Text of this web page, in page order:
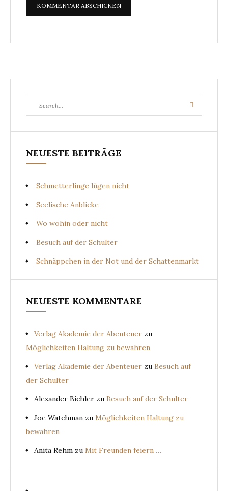
for:
Search
NEUESTE BEITRÄGE
Schmetterlinge lügen nicht
Seelische Anblicke
Wo wohin oder nicht
Besuch auf der Schulter
Schnäppchen in der Not und der Schattenmarkt
NEUESTE KOMMENTARE
Verlag Akademie der Abenteuer zu
Möglichkeiten Haltung zu bewahren
Verlag Akademie der Abenteuer zu Besuch auf
der Schulter
Alexander Bichler zu Besuch auf der Schulter
Joe Watchman zu Möglichkeiten Haltung zu
bewahren
Anita Rehm zu Mit Freunden feiern …